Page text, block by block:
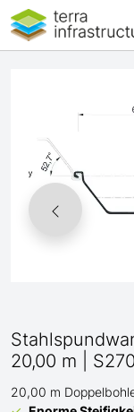
20,00 m | S270
20,00 m